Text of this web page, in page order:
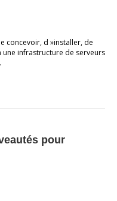
concevoir, d »installer, de
infrastructure de serveurs
pour